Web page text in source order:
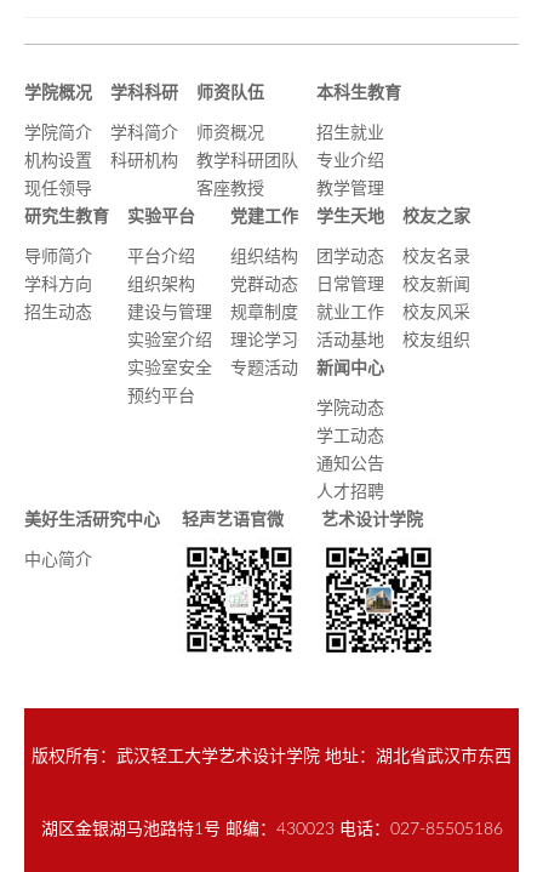
学院概况
学院简介
机构设置
现任领导
学科科研
学科简介
科研机构
师资队伍
师资概况
教学科研团队
客座教授
本科生教育
招生就业
专业介绍
教学管理
研究生教育
导师简介
学科方向
招生动态
实验平台
平台介绍
组织架构
建设与管理
实验室介绍
实验室安全
预约平台
党建工作
组织结构
党群动态
规章制度
理论学习
专题活动
学生天地
团学动态
日常管理
就业工作
活动基地
校友之家
校友名录
校友新闻
校友风采
校友组织
新闻中心
学院动态
学工动态
通知公告
人才招聘
美好生活研究中心
中心简介
轻声艺语官微 艺术设计学院
版权所有：武汉轻工大学艺术设计学院 地址：湖北省武汉市东西
湖区金银湖马池路特1号 邮编：430023 电话：027-85505186